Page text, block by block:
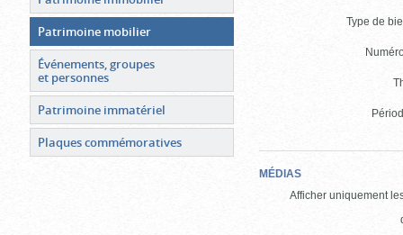
Type de
MÉDIAS
Afficher uniquement
Patrimoine mobilier
Événements, groupes
et personnes
Patrimoine immatériel
Plaques commémoratives